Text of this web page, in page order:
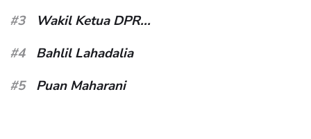
#3
Wakil Ketua DPR...
#4
Bahlil Lahadalia
#5
Puan Maharani